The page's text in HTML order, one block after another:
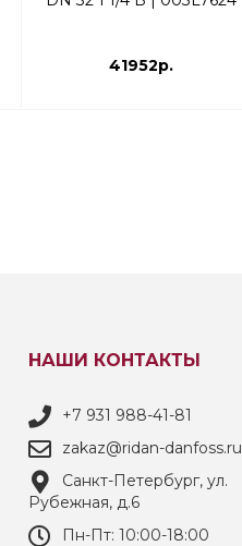
41952р.
НАШИ КОНТАКТЫ
+7 931 988-41-81
zakaz@ridan-danfoss.ru
Санкт-Петербург, ул.
Рубежная, д.6
Пн-Пт: 10:00-18:00